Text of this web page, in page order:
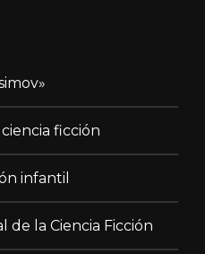
ficción
infantil
de la Ciencia Ficción